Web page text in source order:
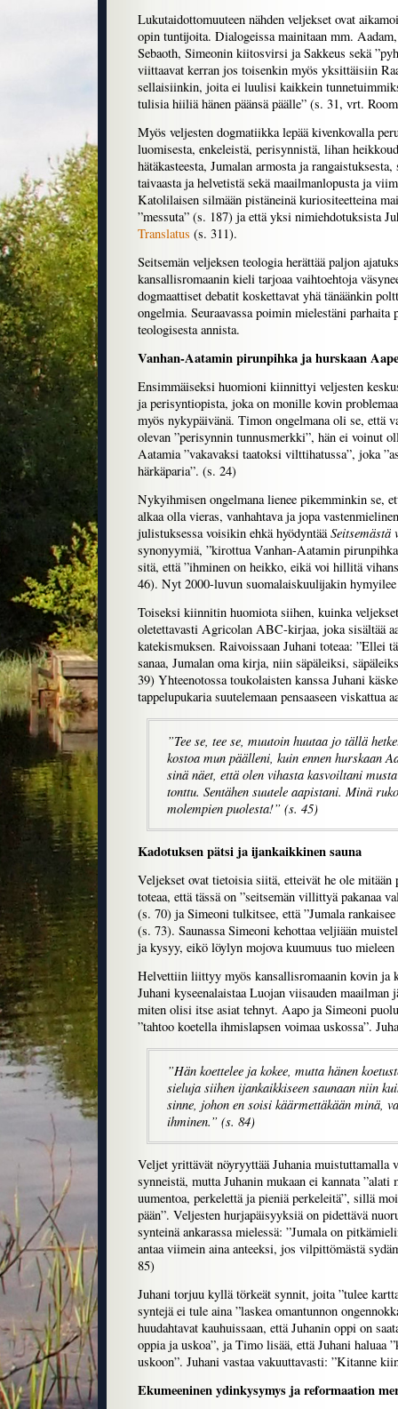
Lukutaidottomuuteen nähden veljekset ovat
opin tuntijoita. Dialogeissa mainitaan mm.
Sebaoth, Simeonin kiitosvirsi ja Sakkeus sekä
viittaavat kerran jos toisenkin myös yksittäisiin
sellaisiinkin, joita ei luulisi kaikkein
tulisia hiiliä hänen päänsä päälle” (s. 31, vrt.
Myös veljesten dogmatiikka lepää kivenkovalla
luomisesta, enkeleistä, perisynnistä, lihan
hätäkasteesta, Jumalan armosta ja
taivaasta ja helvetistä sekä maailmanlopusta ja
Katolilaisen silmään pistäneinä kuriositeetteina
”messuta” (s. 187) ja että yksi nimiehdotuksista
Translatus (s. 311).
Seitsemän veljeksen teologia herättää paljon
kansallisromaanin kieli tarjoaa vaihtoehtoja
dogmaattiset debatit koskettavat yhä tänäänkin
ongelmia. Seuraavassa poimin mielestäni parhaita
teologisesta annista.
Vanhan-Aatamin pirunpihka ja hurskaan
Ensimmäiseksi huomioni kiinnittyi veljesten
ja perisyntiopista, joka on monille kovin
myös nykypäivänä. Timon ongelmana oli se, että
olevan ”perisynnin tunnusmerkki”, hän ei voinut
Aatamia ”vakavaksi taatoksi vilttihatussa”, joka
härkäparia”. (s. 24)
Nykyihmisen ongelmana lienee pikemminkin se,
alkaa olla vieras, vanhahtava ja jopa
julistuksessa voisikin ehkä hyödyntääSeitsemästä
synonyymiä, ”kirottua Vanhan-Aatamin
sitä, että ”ihminen on heikko, eikä voi hillitä
46). Nyt 2000-luvun suomalaiskuulijakin
Toiseksi kiinnitin huomiota siihen, kuinka
oletettavasti Agricolan ABC-kirjaa, joka sisältää
katekismuksen. Raivoissaan Juhani toteaa: ”Ellei
sanaa, Jumalan oma kirja, niin säpäleiksi,
39) Yhteenotossa toukolaisten kanssa Juhani
tappelupukaria suutelemaan pensaaseen viskattua
”Tee se, tee se, muutoin huutaa jo tällä
kostoa mun päälleni, kuin ennen hurskaan
sinä näet, että olen vihasta kasvoiltani
tonttu. Sentähen suutele aapistani. Minä
molempien puolesta!” (s. 45)
Kadotuksen pätsi ja ijankaikkinen sauna
Veljekset ovat tietoisia siitä, etteivät he ole mitään
toteaa, että tässä on ”seitsemän villittyä pakanaa
(s. 70) ja Simeoni tulkitsee, että ”Jumala
(s. 73). Saunassa Simeoni kehottaa veljiään
ja kysyy, eikö löylyn mojova kuumuus tuo
Helvettiin liittyy myös kansallisromaanin kovin ja
Juhani kyseenalaistaa Luojan viisauden maailman
miten olisi itse asiat tehnyt. Aapo ja Simeoni
”tahtoo koetella ihmislapsen voimaa uskossa”.
”Hän koettelee ja kokee, mutta hänen
sieluja siihen ijankaikkiseen saunaan niin
sinne, johon en soisi käärmettäkään minä,
ihminen.” (s. 84)
Veljet yrittävät nöyryyttää Juhania muistuttamalla
synneistä, mutta Juhanin mukaan ei kannata
uumentoa, perkelettä ja pieniä perkeleitä”, sillä
pään”. Veljesten hurjapäisyyksiä on pidettävä
synteinä ankarassa mielessä: ”Jumala on
antaa viimein aina anteeksi, jos vilpittömästä
85)
Juhani torjuu kyllä törkeät synnit, joita ”tulee
syntejä ei tule aina ”laskea omantunnon
huudahtavat kauhuissaan, että Juhanin oppi on
oppia ja uskoa”, ja Timo lisää, että Juhani haluaa
uskoon”. Juhani vastaa vakuuttavasti: ”Kitanne
Ekumeeninen ydinkysymys ja reformaation